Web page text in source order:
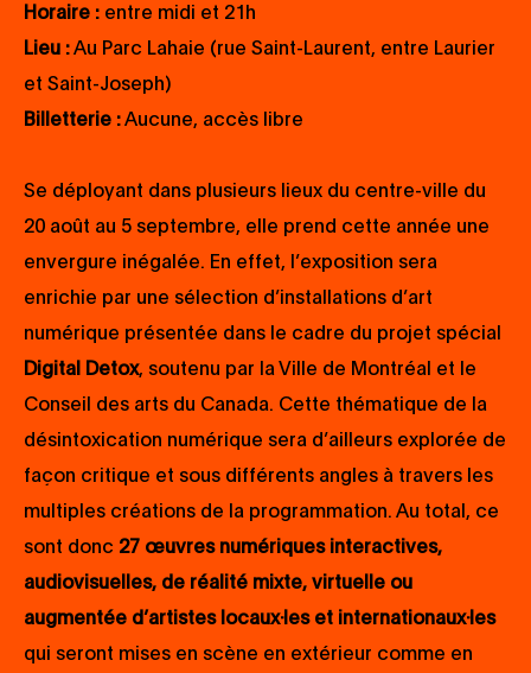
Horaire : entre midi et 21h
Lieu :Au Parc Lahaie (rue Saint-Laurent, entre Laurier
et Saint-Joseph)
Billetterie :Aucune, accès libre
Se déployant dans plusieurs lieux du centre-ville du
20 août au 5 septembre, elle prend cette année une
envergure inégalée. En effet, l’exposition sera
enrichie par une sélection d’installations d’art
numérique présentée dans le cadre du projet spécial
Digital Detox, soutenu par la Ville de Montréal et le
Conseil des arts du Canada. Cette thématique de la
désintoxication numérique sera d’ailleurs explorée de
façon critique et sous différents angles à travers les
multiples créations de la programmation. Au total, ce
sont donc 27 œuvres numériques interactives,
audiovisuelles, de réalité mixte, virtuelle ou
augmentée d’artistes locaux·les et internationaux·les
qui seront mises en scène en extérieur comme en